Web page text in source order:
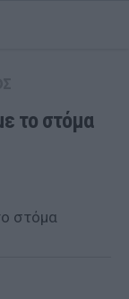
το στόμα